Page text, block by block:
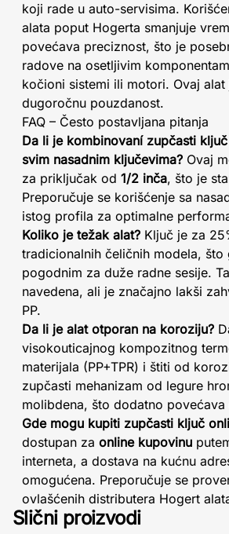
koji rade u auto-servisima.
alata poput Hogerta smanjuje
povećava preciznost, što je
radove na osetljivim
kočioni sistemi ili motori. Ovaj
dugoročnu pouzdanost.
FAQ – Često postavljana pitanja
Da li je kombinovaní zupčasti
svim nasadnim ključevima? Ovaj
za priključak od 1/2 inča, što je
Preporučuje se korišćenje sa
istog profila za optimalne
Koliko je težak alat? Ključ je za
tradicionalnih čeličnih modela, što
pogodnim za duže radne sesije.
navedena, ali je značajno lakši
PP.
Da li je alat otporan na koroziju?
visokouticajnog kompozitnog
materijala (PP+TPR) i štiti od
zupčasti mehanizam od legure
molibdena, što dodatno
Gde mogu kupiti zupčasti ključ
dostupan za online kupovinu
interneta, a dostava na kućnu
omogućena. Preporučuje se
ovlašćenih distributera Hogert
Slični proizvodi